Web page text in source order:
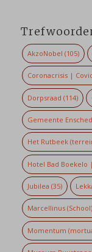
AkzoNobel (105)
Coronacrisis |
Dorpsraad (114)
Gemeente
Het Rutbeek
Hotel Bad Boekelo
Jubilea (35)
Marcellinus (School)
Momentum